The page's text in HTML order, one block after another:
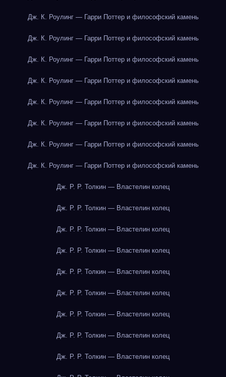
Дж. К. Роулинг — Гарри Поттер и философский камень
Дж. К. Роулинг — Гарри Поттер и философский камень
Дж. К. Роулинг — Гарри Поттер и философский камень
Дж. К. Роулинг — Гарри Поттер и философский камень
Дж. К. Роулинг — Гарри Поттер и философский камень
Дж. К. Роулинг — Гарри Поттер и философский камень
Дж. К. Роулинг — Гарри Поттер и философский камень
Дж. К. Роулинг — Гарри Поттер и философский камень
Дж. Р. Р. Толкин — Властелин колец
Дж. Р. Р. Толкин — Властелин колец
Дж. Р. Р. Толкин — Властелин колец
Дж. Р. Р. Толкин — Властелин колец
Дж. Р. Р. Толкин — Властелин колец
Дж. Р. Р. Толкин — Властелин колец
Дж. Р. Р. Толкин — Властелин колец
Дж. Р. Р. Толкин — Властелин колец
Дж. Р. Р. Толкин — Властелин колец